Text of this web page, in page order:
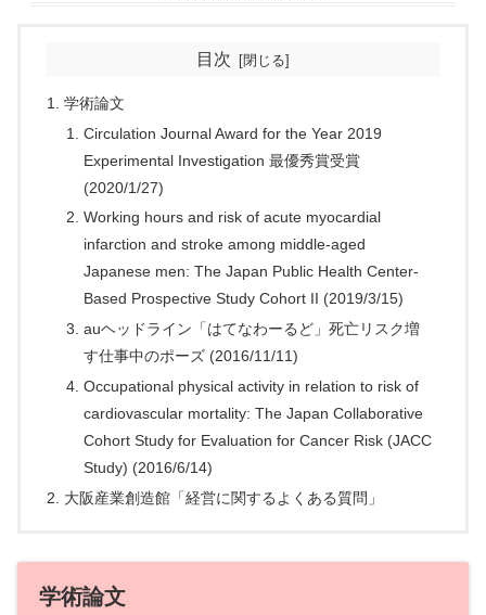
目次
学術論文
Circulation Journal Award for the Year 2019
Experimental Investigation 最優秀賞受賞
(2020/1/27)
Working hours and risk of acute myocardial
infarction and stroke among middle-aged
Japanese men: The Japan Public Health Center-
Based Prospective Study Cohort II (2019/3/15)
auヘッドライン「はてなわーるど」死亡リスク増
す仕事中のポーズ (2016/11/11)
Occupational physical activity in relation to risk of
cardiovascular mortality: The Japan Collaborative
Cohort Study for Evaluation for Cancer Risk (JACC
Study) (2016/6/14)
大阪産業創造館「経営に関するよくある質問」
学術論文